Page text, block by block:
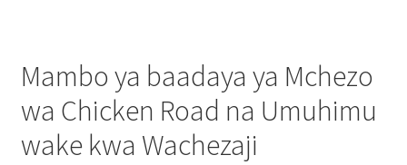
Mambo ya baadaya ya Mchezo
wa Chicken Road na Umuhimu
wake kwa Wachezaji